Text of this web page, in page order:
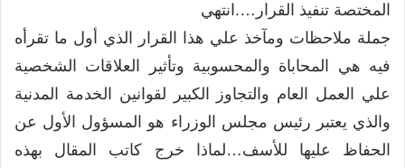
المختصة تنفيذ القرار….انتهي
جملة ملاحظات ومآخذ علي هذا القرار الذي أول ما تقرأه
فيه هي المحاباة والمحسوبية وتأثير العلاقات الشخصية
علي العمل العام والتجاوز الكبير لقوانين الخدمة المدنية
والذي يعتبر رئيس مجلس الوزراء هو المسؤول الأول عن
الحفاظ عليها للأسف…لماذا خرج كاتب المقال بهذه